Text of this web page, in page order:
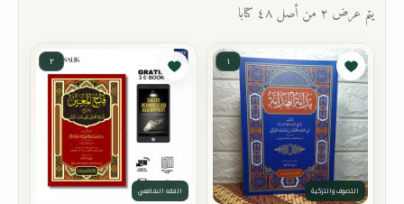
يتم عرض ٢ من أصل ٤٨ كتابا
١
التصوف والتزكية
٢
الفقه الشافعي